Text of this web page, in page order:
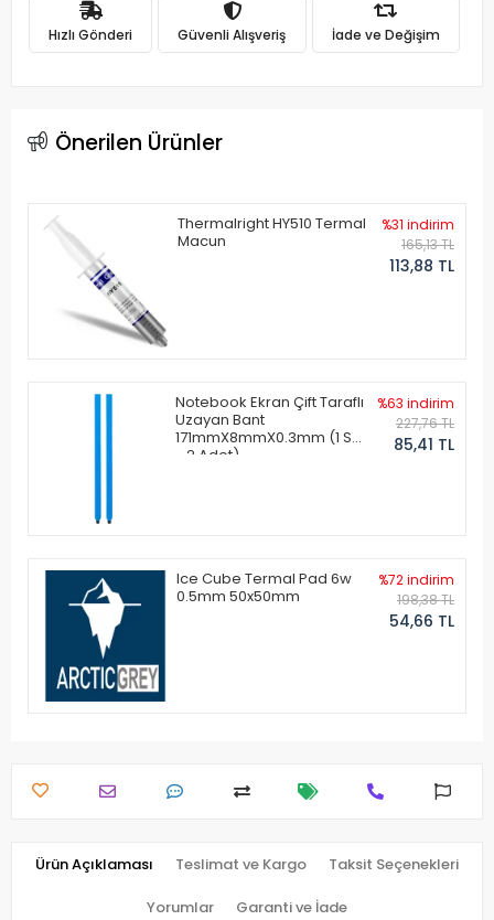
Hızlı Gönderi Güvenli Alışveriş İade ve Değişim
Önerilen Ürünler
Thermalright HY510 Termal
Macun
%31 indirim
165,13 TL
113,88 TL
Notebook Ekran Çift Taraflı
Uzayan Bant
171mmX8mmX0.3mm (1 Set
- 2 Adet)
%63 indirim
227,76 TL
85,41 TL
Ice Cube Termal Pad 6w
0.5mm 50x50mm
%72 indirim
198,38 TL
54,66 TL
Ürün Açıklaması Teslimat ve Kargo Taksit Seçenekleri
Yorumlar Garanti ve İade